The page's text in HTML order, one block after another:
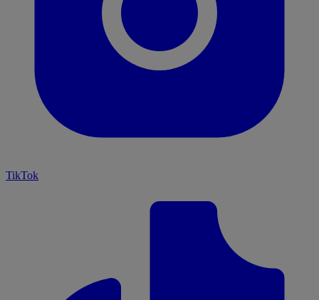
TikTok